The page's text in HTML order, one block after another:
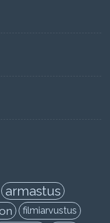
armastus
filmiarvustus